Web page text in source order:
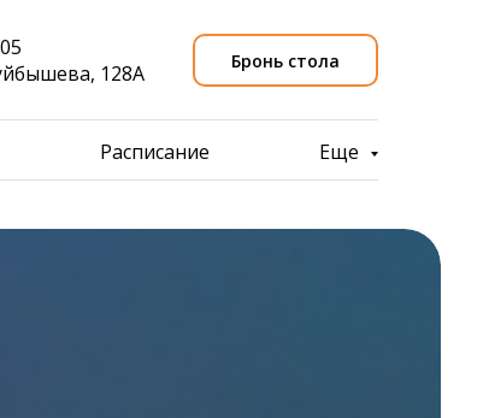
128А
Бронь стола
Расписание Еще